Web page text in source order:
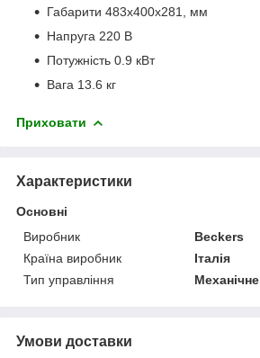
Габарити 483x400x281, мм
Напруга 220 В
Потужність 0.9 кВт
Вага 13.6 кг
Приховати
Характеристики
Основні
Виробник
Beckers
Країна виробник
Італія
Тип управління
Механічне
Умови доставки